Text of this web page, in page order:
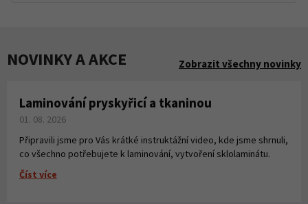
NOVINKY A AKCE Zobrazit všechny novinky
Laminování pryskyřicí a tkaninou
01. 08. 2026
Připravili jsme pro Vás krátké instruktážní video, kde jsme shrnuli,
co všechno potřebujete k laminování, vytvoření sklolaminátu.
Číst více